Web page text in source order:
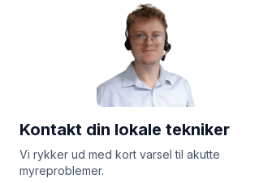
Kontakt din lokale tekniker
Vi rykker ud med kort varsel til akutte
myreproblemer.